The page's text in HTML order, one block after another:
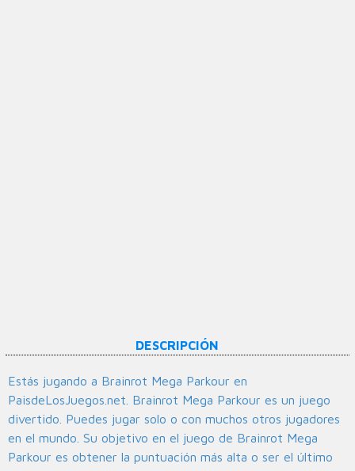
DESCRIPCIÓN
Estás jugando a Brainrot Mega Parkour en
PaisdeLosJuegos.net. Brainrot Mega Parkour es un juego
divertido. Puedes jugar solo o con muchos otros jugadores
en el mundo. Su objetivo en el juego de Brainrot Mega
Parkour es obtener la puntuación más alta o ser el último